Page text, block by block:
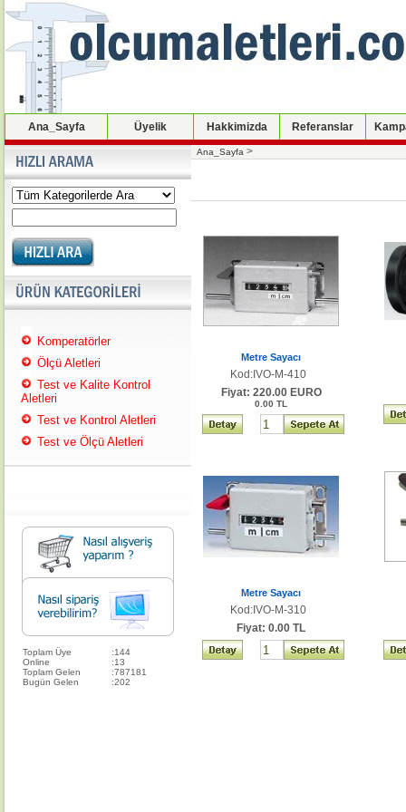
Ana_Sayfa Üyelik Hakkimizda Referanslar
Komperatörler
Ölçü Aletleri
Test ve Kalite Kontrol
Aletleri
Test ve Kontrol Aletleri
Test ve Ölçü Aletleri
Toplam Üye :144
Online
:13
Toplam Gelen
:787181
Bugün Gelen
:202
Ana_Sayfa >
Metre Sayacı
Kod:IVO-M-410
Fiyat: 220.00 EURO
0.00 TL
Metre Sayacı
Kod:IVO-M-310
Fiyat: 0.00 TL